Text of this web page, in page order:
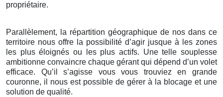
propriétaire.
Parallèlement, la répartition géographique de nos dans ce
territoire nous offre la possibilité d’agir jusque à les zones
les plus éloignés ou les plus actifs. Une telle souplesse
ambitionne convaincre chaque gérant qui dépend d’un volet
efficace. Qu’il s’agisse vous vous trouviez en grande
couronne, il nous est possible de gérer à la blocage et une
solution de qualité.